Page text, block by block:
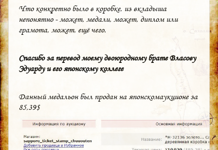
Что конкретно было в коробке, из вкладыша
непонятно - может, медали, может, диплом или
грамота, может, ещё чего.
Спасибо за перевод моему двоюродному брате Власову
Эдуарду и его японскому коллеге
Данный медальон был продан на японскомаукционе за
85,39$